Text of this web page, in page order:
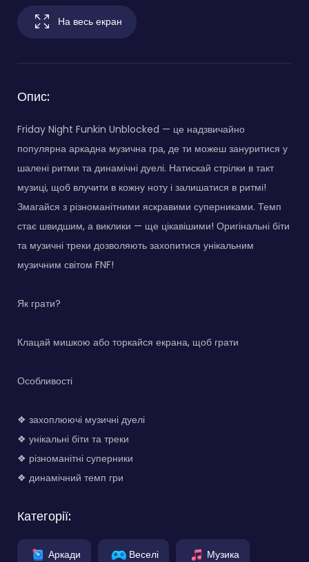
На весь екран
Опис:
Friday Night Funkin Unblocked — це надзвичайно
популярна аркадна музична гра, де ти можеш зануритися у
шалені ритми та динамічні дуелі. Натискай стрілки в такт
музиці, щоб влучити в кожну ноту і залишатися в ритмі!
Змагайся з різноманітними яскравими суперниками. Темп
стає швидшим, а виклики — ще цікавішими! Оригінальні біти
та музичні треки дозволяють захопитися унікальним
музичним світом FNF!
Як грати?
Клацай мишкою або торкайся екрана, щоб грати
Особливості
❖ захоплюючі музичні дуелі
❖ унікальні біти та треки
❖ різноманітні суперники
❖ динамічний темп гри
Категорії:
Аркади Веселі Музика